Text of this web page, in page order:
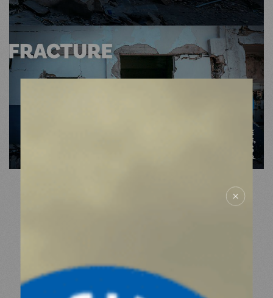
MDM
SUR LE TERRAIN
ACTUALITÉS
NOUS SOUTENIR
NOUS REJOINDRE
NOS PARTENAIRES